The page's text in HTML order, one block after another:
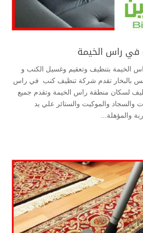
راس الخيمة
بتنظيف وتعقيم وغسيل الكنب و
بالبخار تقدم شركة تنظيف كنب في راس
لسكان منطقة راس الخيمة وتقدم جميع
والموكيت والستائر علي يد
والمؤهلة...